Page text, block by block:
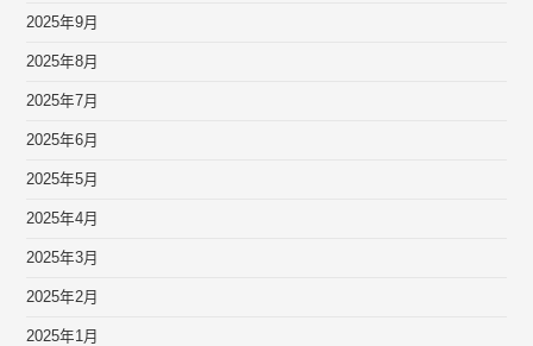
2025年9月
2025年8月
2025年7月
2025年6月
2025年5月
2025年4月
2025年3月
2025年2月
2025年1月